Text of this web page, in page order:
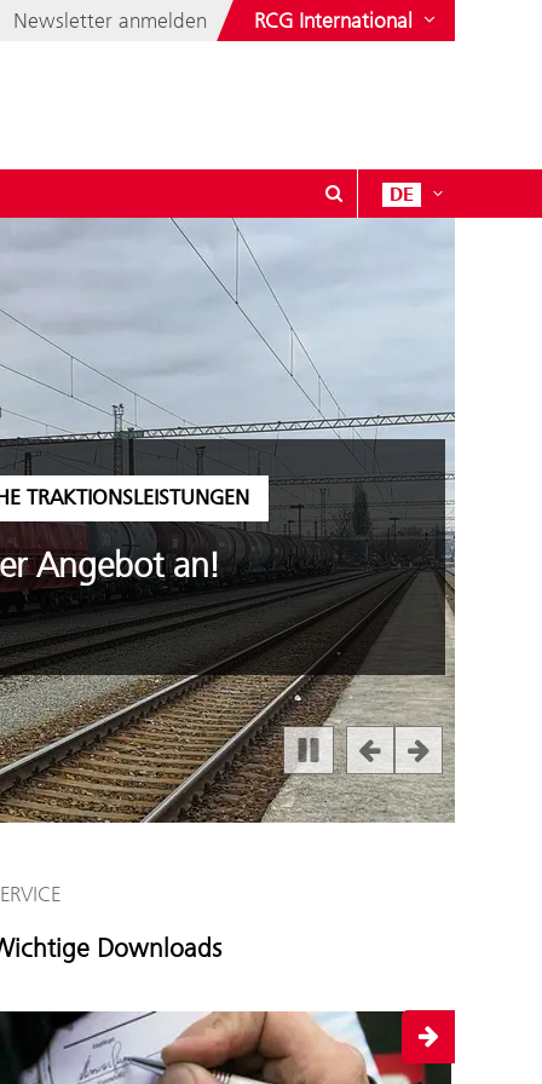
Newsletter anmelden RCG International
DE
TRAKTIONSLEISTUNGEN
TRAKTIONSLEISTUNGEN
Angebot an!
Downloads